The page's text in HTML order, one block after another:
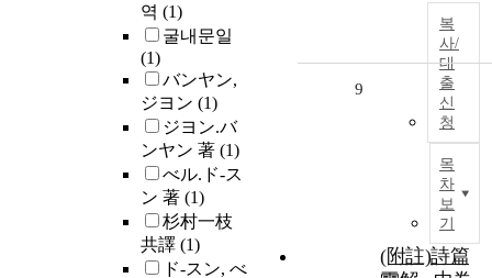
역 (1)
굴내문일
(1)
バンヤン,
ジヨン (1)
ジヨン.バ
ンヤン 著 (1)
べル.ド-ス
ン 著 (1)
杉村一枝
共譯 (1)
ド-スン, べ
복
사/
대
출
신
청
목
차
보
기
9
(附註)詩篇